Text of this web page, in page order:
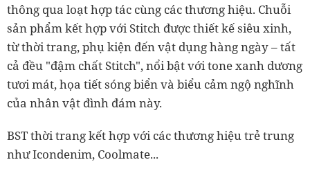
thông qua loạt hợp tác cùng các thương hiệu. Chuỗi
sản phẩm kết hợp với Stitch được thiết kế siêu xinh,
từ thời trang, phụ kiện đến vật dụng hàng ngày – tất
cả đều "đậm chất Stitch", nổi bật với tone xanh dương
tươi mát, họa tiết sóng biển và biểu cảm ngộ nghĩnh
của nhân vật đình đám này.
BST thời trang kết hợp với các thương hiệu trẻ trung
như Icondenim, Coolmate...